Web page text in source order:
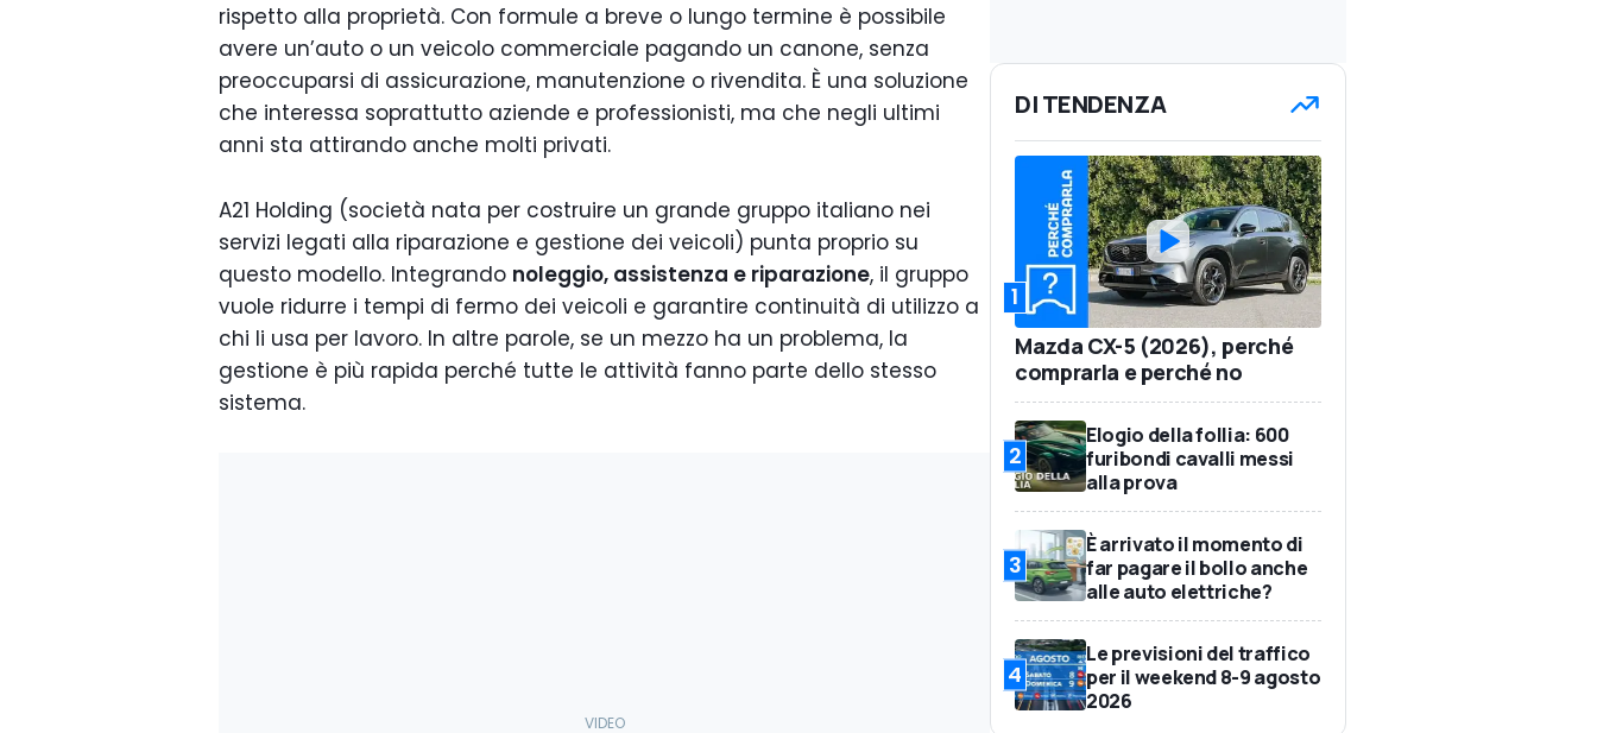
rispetto alla proprietà. Con formule a breve o lungo termine è possibile
avere un’auto o un veicolo commerciale pagando un canone, senza
preoccuparsi di assicurazione, manutenzione o rivendita. È una soluzione
che interessa soprattutto aziende e professionisti, ma che negli ultimi
anni sta attirando anche molti privati.
A21 Holding (società nata per costruire un grande gruppo italiano nei
servizi legati alla riparazione e gestione dei veicoli) punta proprio su
questo modello. Integrando noleggio, assistenza e riparazione, il gruppo
vuole ridurre i tempi di fermo dei veicoli e garantire continuità di utilizzo a
chi li usa per lavoro. In altre parole, se un mezzo ha un problema, la
gestione è più rapida perché tutte le attività fanno parte dello stesso
sistema.
DI TENDENZA
1
Mazda CX-5 (2026), perché
comprarla e perché no
2
Elogio della follia: 600
furibondi cavalli messi
alla prova
3
È arrivato il momento di
far pagare il bollo anche
alle auto elettriche?
4
Le previsioni del traffico
per il weekend 8-9 agosto
2026